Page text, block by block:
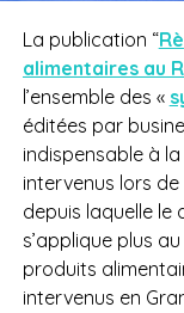
La publication “
alimentaires au
l’ensemble des «
éditées par
indispensable à
intervenus lors de
depuis laquelle le
s’applique plus
produits
intervenus en